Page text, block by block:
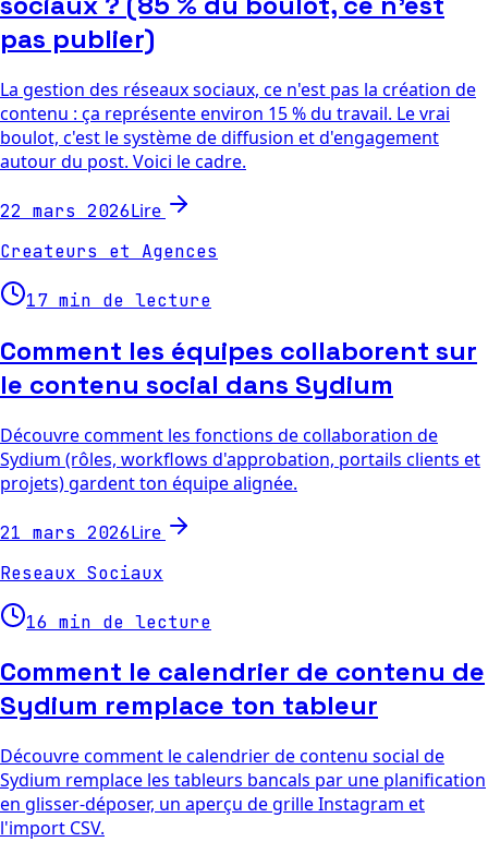
pas publier)
La gestion des réseaux sociaux, ce n'est pas la création de
contenu : ça représente environ 15 % du travail. Le vrai
boulot, c'est le système de diffusion et d'engagement
autour du post. Voici le cadre.
22 mars 2026Lire
Createurs et Agences
17 min de lecture
Comment les équipes collaborent sur
le contenu social dans Sydium
Découvre comment les fonctions de collaboration de
Sydium (rôles, workflows d'approbation, portails clients et
projets) gardent ton équipe alignée.
21 mars 2026Lire
Reseaux Sociaux
16 min de lecture
Comment le calendrier de contenu de
Sydium remplace ton tableur
Découvre comment le calendrier de contenu social de
Sydium remplace les tableurs bancals par une planification
en glisser-déposer, un aperçu de grille Instagram et
l'import CSV.